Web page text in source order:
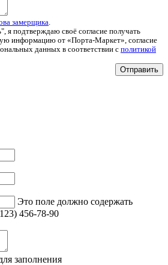
замерщика.
я подтверждаю своё согласие получать
информацию от «Порта-Маркет», согласие
данных в соответствии с политикой
Отправить
Это поле должно содержать
456-78-90
заполнения